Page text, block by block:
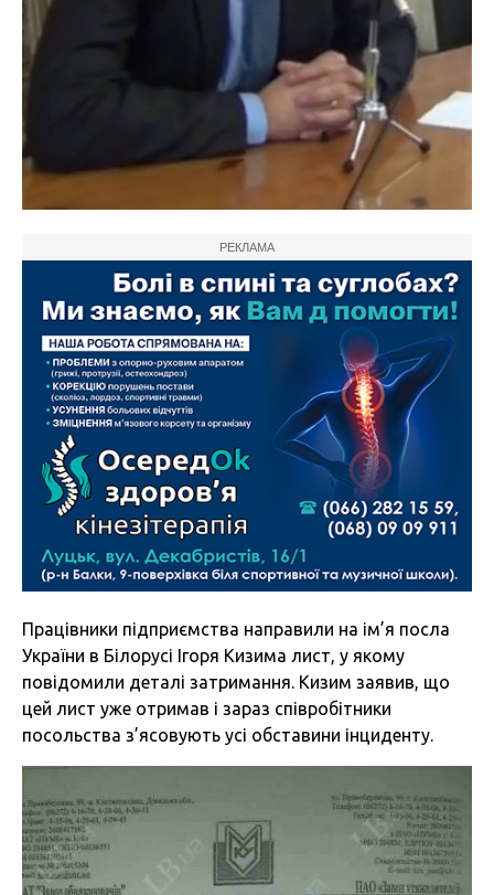
РЕКЛАМА
Працівники підприємства направили на ім’я посла
України в Білорусі Ігоря Кизима лист, у якому
повідомили деталі затримання. Кизим заявив, що
цей лист уже отримав і зараз співробітники
посольства з’ясовують усі обставини інциденту.